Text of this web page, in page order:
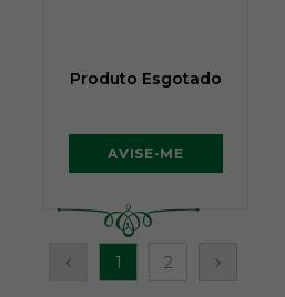
Produto Esgotado
AVISE-ME
1 2